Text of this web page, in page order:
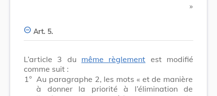
​ »
Art. 5.
L’article 3 du même règlement est modifié
comme suit :
1° Au paragraphe 2, les mots « et de manière
à donner la priorité à l’élimination de